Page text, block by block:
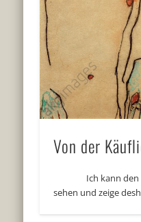
Von der
Ich kann den
sehen und zeige